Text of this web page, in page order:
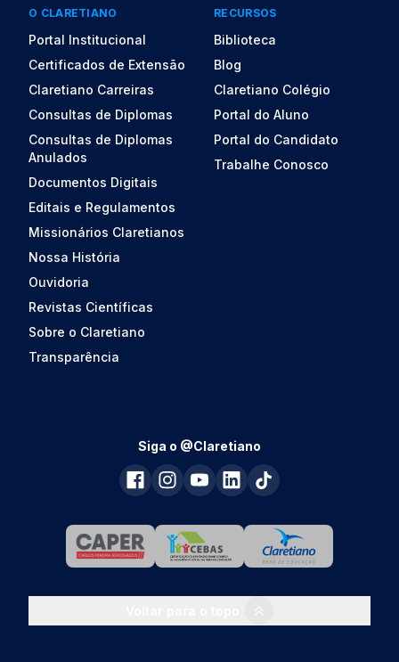
O CLARETIANO
Portal Institucional
Certificados de Extensão
Claretiano Carreiras
Consultas de Diplomas
Consultas de Diplomas
Anulados
Documentos Digitais
Editais e Regulamentos
Missionários Claretianos
Nossa História
Ouvidoria
Revistas Científicas
Sobre o Claretiano
Transparência
RECURSOS
Biblioteca
Blog
Claretiano Colégio
Portal do Aluno
Portal do Candidato
Trabalhe Conosco
Siga o @Claretiano